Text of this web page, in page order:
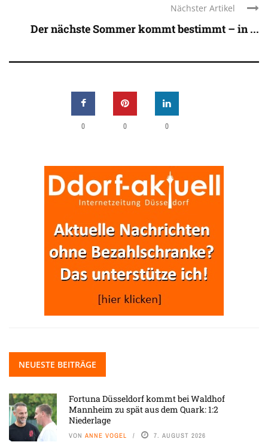
Nächster Artikel
Der nächste Sommer kommt bestimmt – in ...
0 0 0
NEUESTE BEITRÄGE
Fortuna Düsseldorf kommt bei Waldhof
Mannheim zu spät aus dem Quark: 1:2
Niederlage
VON ANNE VOGEL 7. AUGUST 2026